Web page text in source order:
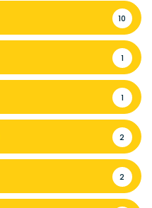
10
1
1
2
2